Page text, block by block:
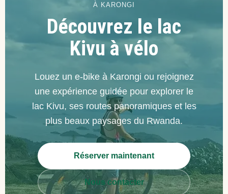
À KARONGI
Découvrez le lac
Kivu à vélo
Louez un e-bike à Karongi ou rejoignez
une expérience guidée pour explorer le
lac Kivu, ses routes panoramiques et les
plus beaux paysages du Rwanda.
Réserver maintenant
Nous contacter